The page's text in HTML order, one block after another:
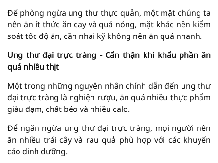
Để phòng ngừa ung thư thực quản, một mặt chúng ta
nên ăn ít thức ăn cay và quá nóng, mặt khác nên kiểm
soát tốc độ ăn, cần nhai kỹ không nên ăn quá nhanh.
Ung thư đại trực tràng - Cẩn thận khi khẩu phần ăn
quá nhiều thịt
Một trong những nguyên nhân chính dẫn đến ung thư
đại trực tràng là nghiện rượu, ăn quá nhiều thực phẩm
giàu đạm, chất béo và nhiều calo.
Để ngăn ngừa ung thư đại trực tràng, mọi người nên
ăn nhiều trái cây và rau quả phù hợp với các khuyến
cáo dinh dưỡng.